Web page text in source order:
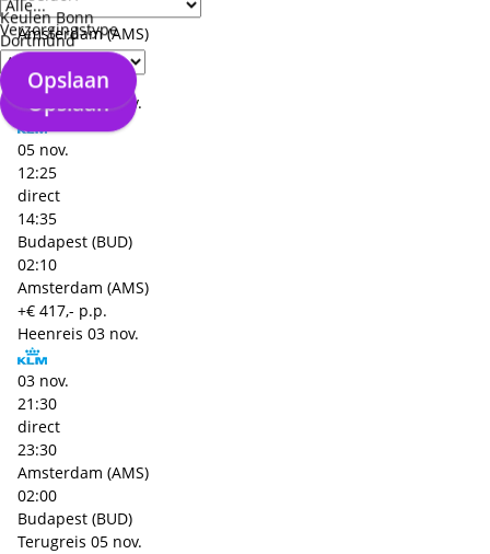
Verzorgingstype
Opslaan
Keulen Bonn
Dortmund
Opslaan
11:30
Amsterdam (AMS)
02:00
Budapest (BUD)
05 nov.
05 nov.
12:25
direct
14:35
Budapest (BUD)
02:10
Amsterdam (AMS)
+€ 417,- p.p.
Heenreis 03 nov.
03 nov.
21:30
direct
23:30
Amsterdam (AMS)
02:00
Budapest (BUD)
Terugreis 05 nov.